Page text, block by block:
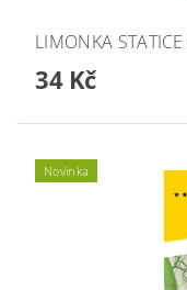
LIMONKA
34 Kč
Novinka